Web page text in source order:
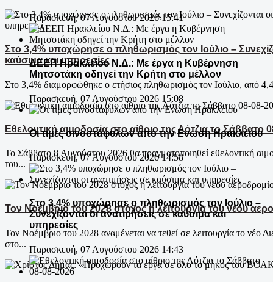
Στο 3,4% υποχώρησε ο πληθωρισμός τον Ιούλιο –
καύσιμα και υπηρεσίες
Στο 3,4% διαμορφώθηκε ο ετήσιος πληθωρισμός τον Ιούλιο, από
Εθελοντική αιμοδοσία στο αίθριο της Λότζια το Σάββατο
Το Σάββατο 8 Αυγούστου 2026 θα πραγματοποιηθεί εθελοντική
του...
Τον Νοέμβριο του 2028 στόχος η λειτουργία του νέου
Τον Νοέμβριο του 2028 αναμένεται να τεθεί σε λειτουργία το νέο
στο...
Παρασκευή, 07 Αυγούστου 2026 15:41
ΔΕΕΠ Ηρακλείου Ν.Δ.: Με έργα η Κυβέρνηση
Μητσοτάκη οδηγεί την Κρήτη στο μέλλον
Παρασκευή, 07 Αυγούστου 2026 15:08
Οι τιμές οινοστάφυλων από την Ενωση Ηρακλείου
Παρασκευή, 07 Αυγούστου 2026 14:58
Στο 3,4% υποχώρησε ο πληθωρισμός τον Ιούλιο –
Συνεχίζονται οι ανατιμήσεις σε καύσιμα και
υπηρεσίες
Παρασκευή, 07 Αυγούστου 2026 14:43